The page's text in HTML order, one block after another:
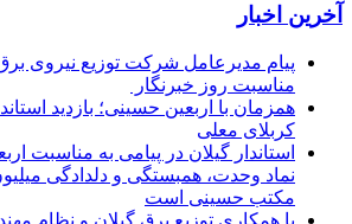
آخرین اخبار
پیام مدیرعامل شركت توزیع نیروی
مناسبت روز خبرنگار ‌
همزمان با اربعین حسینی؛ بازدید
کربلای معلی
استاندار گیلان در پیامی به مناسبت
نماد وحدت، همبستگی و دلدادگی
مکتب حسینی است
با همکاری توزیع برق گیلان و نظام